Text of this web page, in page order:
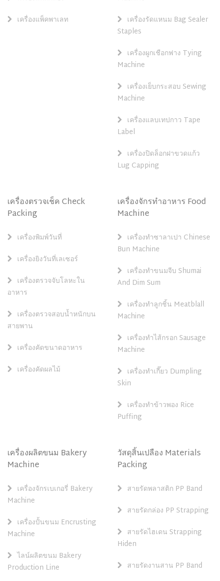
เครื่องแพ็คพาเลท
เครื่องรัดแหนม Bag Sealer
Staples
เครื่องผูกเชือกฟาง Tying
Machine
เครื่องเย็บกระสอบ Sewing
Machine
เครื่องแลบเทปกาว Tape
Label
เครื่องปิดล็อกฝาขวดแก้ว
Lug Capping
เครื่องตรวจเช็ค Check
Packing
เครื่องพิมพ์วันที่
เครื่องยิงวันที่เลเซอร์
เครื่องตรวจจับโลหะใน
อาหาร
เครื่องตรวจสอบน้ำหนักบน
สายพาน
เครื่องคัดขนาดอาหาร
เครื่องคัดผลไม้
เครื่องจักรทำอาหาร Food
Machine
เครื่องทำซาลาเปา Chinese
Bun Machine
เครื่องทำขนมจีบ Shumai
And Dim Sum
เครื่องทำลูกชิ้น Meatblall
Machine
เครื่องทำไส้กรอก Sausage
Machine
เครื่องทำเกี๊ยว Dumpling
Skin
เครื่องทำข้าวพอง Rice
Puffing
เครื่องผลิตขนม Bakery
Machine
เครื่องจักรเบเกอรี่ Bakery
Machine
เครื่องปั้นขนม Encrusting
Machine
ไลน์ผลิตขนม Bakery
Production Line
วัสดุสิ้นเปลือง Materials
Packing
สายรัดพลาสติก PP Band
สายรัดกล่อง PP Strapping
สายรัดไฮเดน Strapping
Hiden
สายรัดงานสาน PP Band